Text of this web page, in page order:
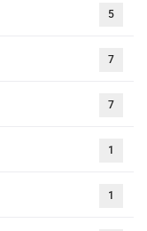
5
7
7
1
1